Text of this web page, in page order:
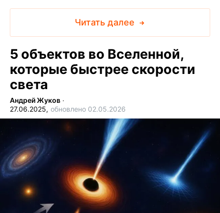
Читать далее
5 объектов во Вселенной,
которые быстрее скорости
света
Андрей Жуков ∙
27.06.2025, обновлено 02.05.2026